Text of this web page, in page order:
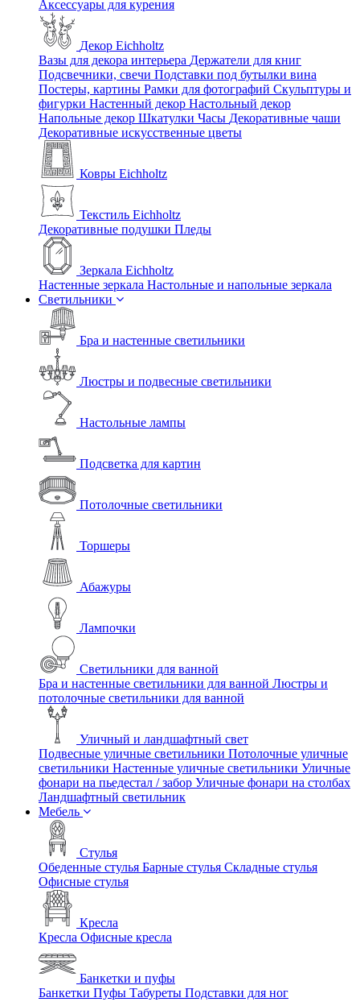
Аксессуары для курения
Декор Eichholtz
Вазы для декора интерьера Держатели для книг
Подсвечники, свечи Подставки под бутылки вина
Постеры, картины Рамки для фотографий Скульптуры и
фигурки Настенный декор Настольный декор
Напольные декор Шкатулки Часы Декоративные чаши
Декоративные искусственные цветы
Ковры Eichholtz
Текстиль Eichholtz
Декоративные подушки Пледы
Зеркала Eichholtz
Настенные зеркала Настольные и напольные зеркала
Светильники
Бра и настенные светильники
Люстры и подвесные светильники
Настольные лампы
Подсветка для картин
Потолочные светильники
Торшеры
Абажуры
Лампочки
Светильники для ванной
Бра и настенные светильники для ванной Люстры и
потолочные светильники для ванной
Уличный и ландшафтный свет
Подвесные уличные светильники Потолочные уличные
светильники Настенные уличные светильники Уличные
фонари на пьедестал / забор Уличные фонари на столбах
Ландшафтный светильник
Мебель
Стулья
Обеденные стулья Барные стулья Складные стулья
Офисные стулья
Кресла
Кресла Офисные кресла
Банкетки и пуфы
Банкетки Пуфы Табуреты Подставки для ног